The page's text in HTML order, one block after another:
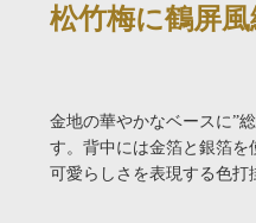
松竹梅に鶴屏風
金地の華やかなベースに”
す。背中には金箔と銀箔を
可愛らしさを表現する色